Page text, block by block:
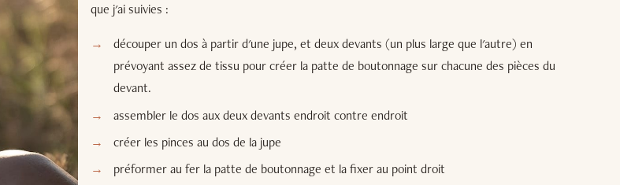
que j'ai suivies :
découper un dos à partir d'une jupe, et deux devants (un plus large que l'autre) en
prévoyant assez de tissu pour créer la patte de boutonnage sur chacune des pièces du
devant.
assembler le dos aux deux devants endroit contre endroit
créer les pinces au dos de la jupe
préformer au fer la patte de boutonnage et la fixer au point droit